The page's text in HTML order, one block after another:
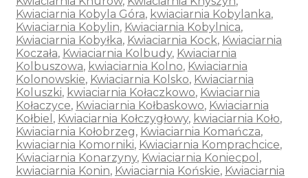
Kwiaciarnia Kobyla Góra, kwiaciarnia Kobylanka,
Kwiaciarnia Kobylin, Kwiaciarnia Kobylnica,
Kwiaciarnia Kobyłka, Kwiaciarnia Kock, Kwiaciarnia
Koczała, Kwiaciarnia Kolbudy, Kwiaciarnia
Kolbuszowa, kwiaciarnia Kolno, Kwiaciarnia
Kolonowskie, Kwiaciarnia Kolsko, Kwiaciarnia
Koluszki, kwiaciarnia Kołaczkowo, Kwiaciarnia
Kołaczyce, Kwiaciarnia Kołbaskowo, Kwiaciarnia
Kołbiel , Kwiaciarnia Kołczygłowy, kwiaciarnia Koło,
Kwiaciarnia Kołobrzeg, Kwiaciarnia Komańcza,
kwiaciarnia Komorniki, Kwiaciarnia Komprachcice,
Kwiaciarnia Konarzyny, Kwiaciarnia Koniecpol ,
kwiaciarnia Konin, Kwiaciarnia Końskie, Kwiaciarnia